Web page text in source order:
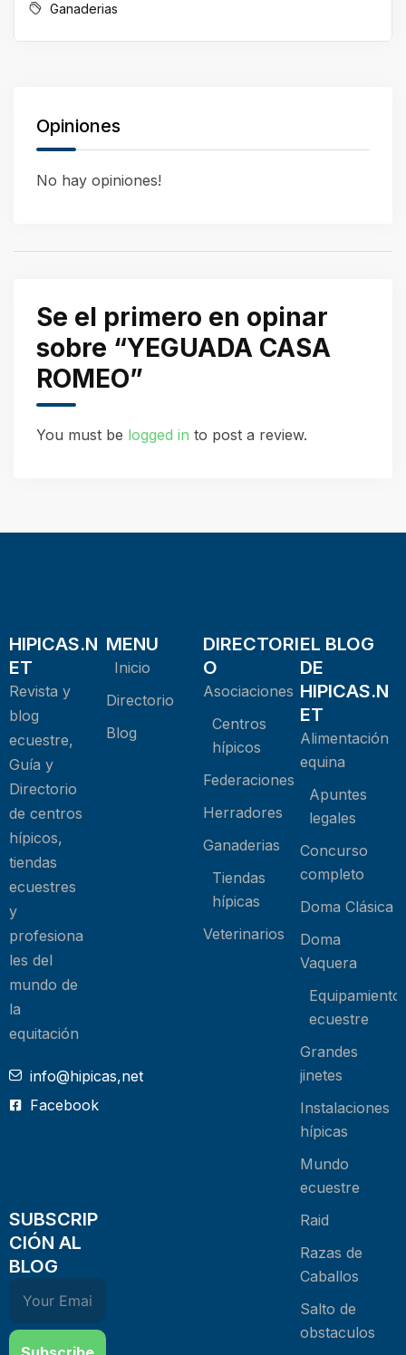
Ganaderias
Opiniones
No hay opiniones!
Se el primero en opinar
sobre “YEGUADA CASA
ROMEO”
You must be logged in to post a review.
HIPICAS.N
ET
Revista y
blog
ecuestre,
Guía y
Directorio
de centros
hípicos,
tiendas
ecuestres
y
profesiona
les del
mundo de
la
equitación
info@hipicas,net
Facebook
SUBSCRIP
CIÓN AL
BLOG
MENU
Inicio
Directorio
Blog
DIRECTORI
O
Asociaciones
Centros
hípicos
Federaciones
Herradores
Ganaderias
Tiendas
hípicas
Veterinarios
EL BLOG
DE
HIPICAS.N
ET
Alimentación
equina
Apuntes
legales
Concurso
completo
Doma Clásica
Doma
Vaquera
Equipamiento
ecuestre
Grandes
jinetes
Instalaciones
hípicas
Mundo
ecuestre
Raid
Razas de
Caballos
Salto de
obstaculos